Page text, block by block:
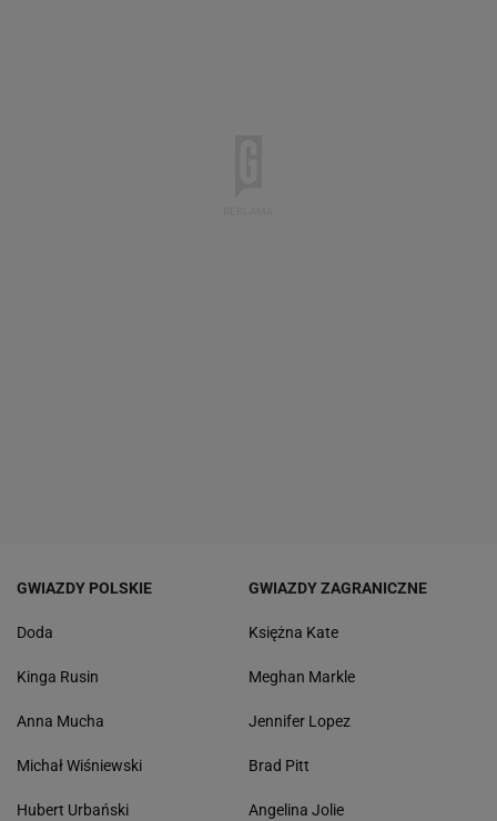
GWIAZDY POLSKIE
Doda
Kinga Rusin
Anna Mucha
Michał Wiśniewski
Hubert Urbański
GWIAZDY ZAGRANICZNE
Księżna Kate
Meghan Markle
Jennifer Lopez
Brad Pitt
Angelina Jolie